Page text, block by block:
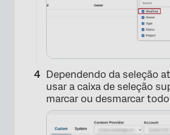
Dependendo da seleção
usar a caixa de seleção
marcar ou desmarcar